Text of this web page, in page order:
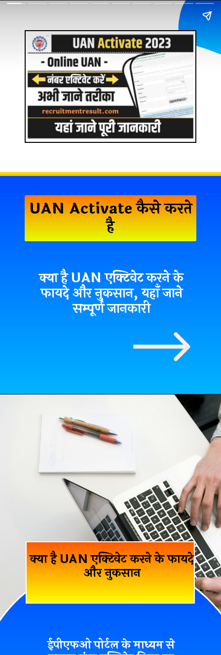
UAN Activate कैसे करते
है
क्या है UAN एक्टिवेट करने के
फायदे और नुकसान, यहाँ जाने
सम्पूर्ण जानकारी
क्या है UAN एक्टिवेट करने के फायदे
और नुकसान
ईपीएफओ पोर्टल के माध्यम से